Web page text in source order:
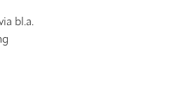
bl.a.